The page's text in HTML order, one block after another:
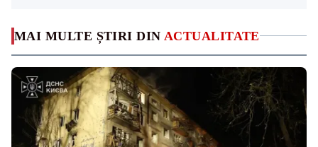
MAI MULTE ȘTIRI DIN ACTUALITATE